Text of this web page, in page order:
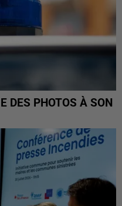
DES PHOTOS À SON